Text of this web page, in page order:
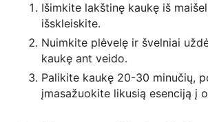
Išimkite lakštinę kaukę iš
išskleiskite.
Nuimkite plėvelę ir švelniai
kaukę ant veido.
Palikite kaukę 20-30 minučių,
įmasažuokite likusią esenciją į